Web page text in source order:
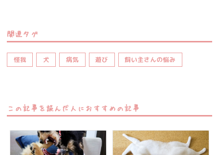
関連タグ
怪我 犬 病気 遊び 飼い主さんの悩み
この記事を読んだ人におすすめの記事